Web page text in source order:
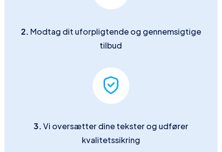
2. Modtag dit uforpligtende og gennemsigtige
tilbud
3.Vi oversætter dine tekster og udfører
kvalitetssikring